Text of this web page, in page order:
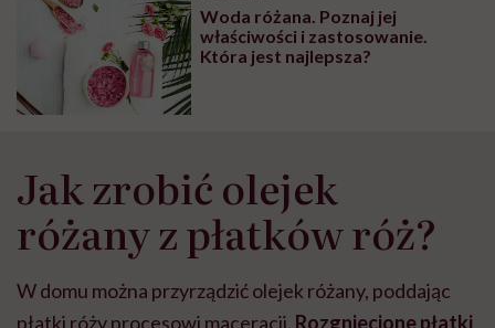
Woda różana. Poznaj jej
właściwości i zastosowanie.
Która jest najlepsza?
Jak zrobić olejek
różany z płatków róż?
W domu można przyrządzić olejek różany, poddając
płatki róży procesowi maceracji. Rozgniecione płatki